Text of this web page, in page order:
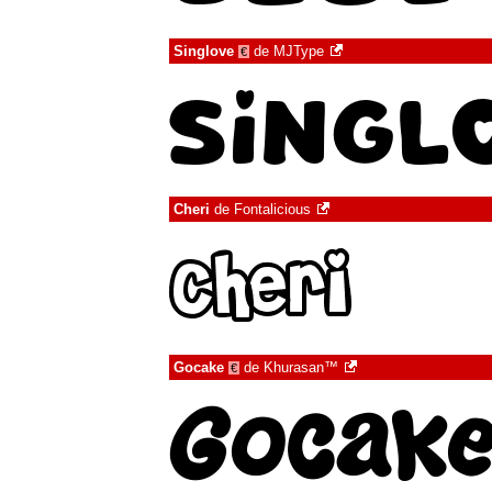
Singlove € de MJType
Cheri de Fontalicious
Gocake € de Khurasan™